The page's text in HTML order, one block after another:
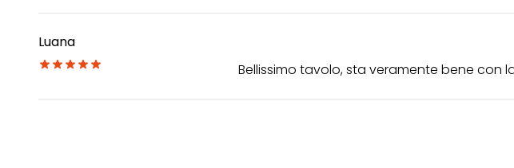
Luana
Bellissimo tavolo, sta veramente bene con